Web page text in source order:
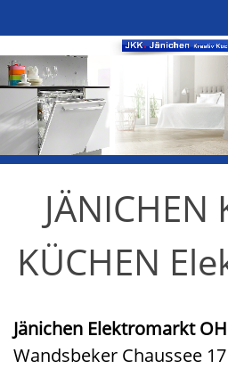
JÄNICHEN
KÜCHEN
Jänichen Elektromarkt
Wandsbeker Chaussee 17